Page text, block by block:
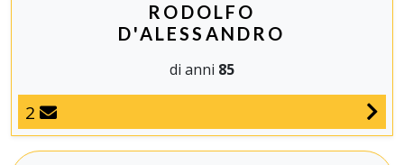
RODOLFO
D'ALESSANDRO
di anni 85
2